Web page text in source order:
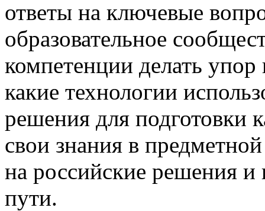
ответы на ключевые
образовательное
компетенции делать упор
какие технологии
решения для подготовки
свои знания в
на российские решения
пути.